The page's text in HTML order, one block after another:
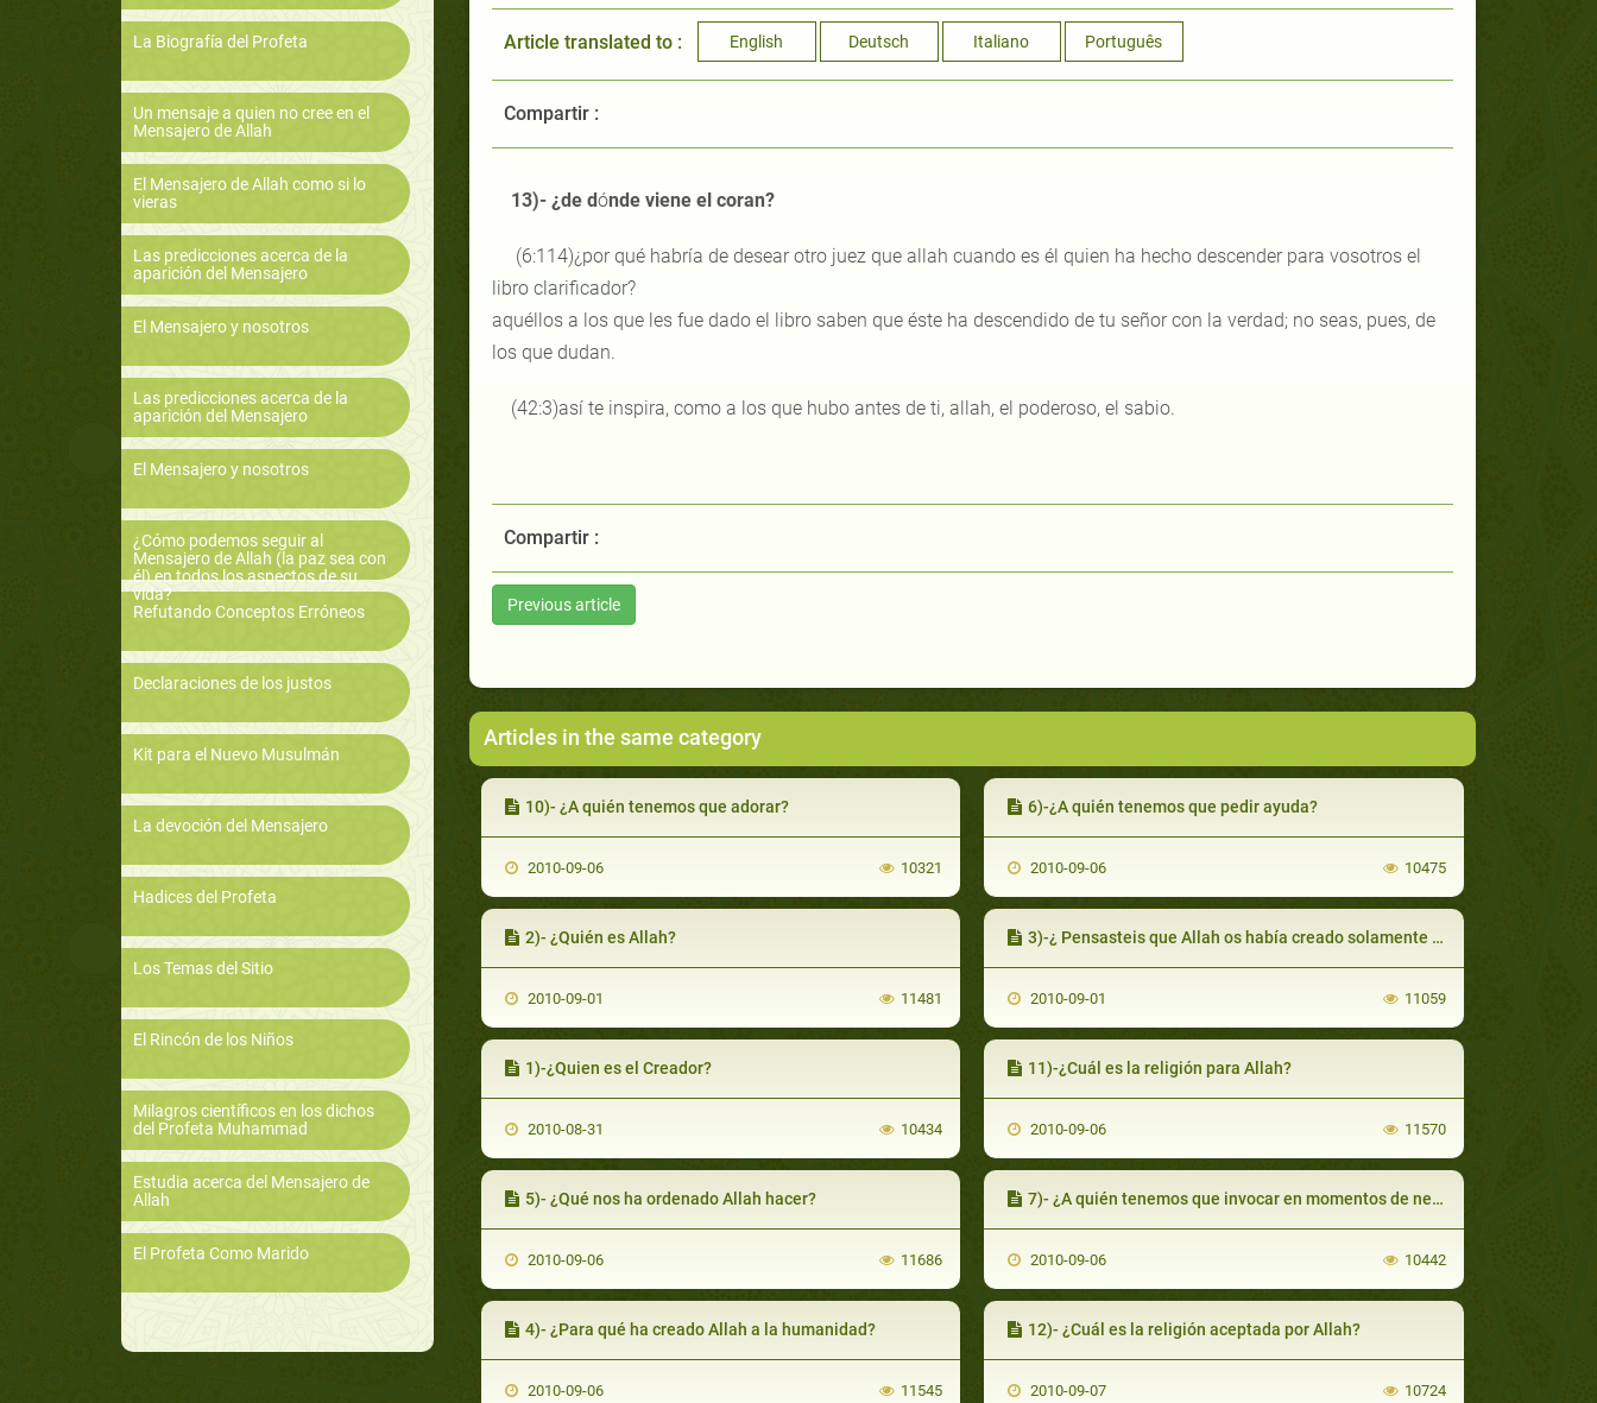
La Biografía del Profeta
Un mensaje a quien no cree en el
Mensajero de Allah
El Mensajero de Allah como si lo
vieras
Las predicciones acerca de la
aparición del Mensajero
El Mensajero y nosotros
Las predicciones acerca de la
aparición del Mensajero
El Mensajero y nosotros
¿Cómo podemos seguir al
Mensajero de Allah (la paz sea con
él) en todos los aspectos de su
vida?
Refutando Conceptos Erróneos
Declaraciones de los justos
Kit para el Nuevo Musulmán
La devoción del Mensajero
Hadices del Profeta
Los Temas del Sitio
El Rincón de los Niños
Milagros científicos en los dichos
del Profeta Muhammad
Estudia acerca del Mensajero de
Allah
El Profeta Como Marido
Article translated to : English Deutsch Italiano Português
Compartir :
13)- ¿de dónde viene el coran?
(6:114)¿por qué habría de desear otro juez que allah cuando es él quien ha hecho descender para vosotros el
libro clarificador?
aquéllos a los que les fue dado el libro saben que éste ha descendido de tu señor con la verdad; no seas, pues, de
los que dudan.
(42:3)así te inspira, como a los que hubo antes de ti, allah, el poderoso, el sabio.
Compartir :
Previous article
Articles in the same category
10)- ¿A quién tenemos que adorar?
2010-09-06 10321
6)-¿A quién tenemos que pedir ayuda?
2010-09-06 10475
2)- ¿Quién es Allah?
2010-09-01 11481
3)-¿ Pensasteis que Allah os había creado solamente como diversión y sin ningún propósito ?
2010-09-01 11059
1)-¿Quien es el Creador?
2010-08-31 10434
11)-¿Cuál es la religión para Allah?
2010-09-06 11570
5)- ¿Qué nos ha ordenado Allah hacer?
2010-09-06 11686
7)- ¿A quién tenemos que invocar en momentos de necesidad?
2010-09-06 10442
4)- ¿Para qué ha creado Allah a la humanidad?
2010-09-06 11545
12)- ¿Cuál es la religión aceptada por Allah?
2010-09-07 10724